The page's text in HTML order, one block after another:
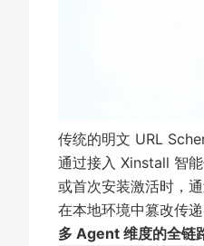
传统的明文 URL
通过接入 Xinstall 智
或首次安装激活时，
在本地环境中篡改传
多 Agent 维度的全链